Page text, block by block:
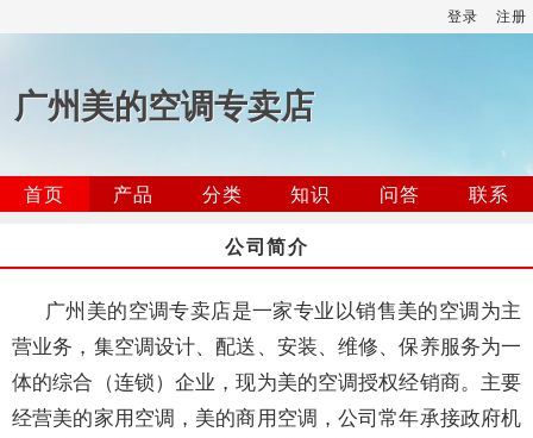
登录 注册
广州美的空调专卖店
首页 产品 分类 知识 问答
联系
公司简介
广州美的空调专卖店是一家专业以销售美的空调为主
营业务，集空调设计、配送、安装、维修、保养服务为一
体的综合（连锁）企业，现为美的空调授权经销商。主要
经营美的家用空调，美的商用空调，公司常年承接政府机